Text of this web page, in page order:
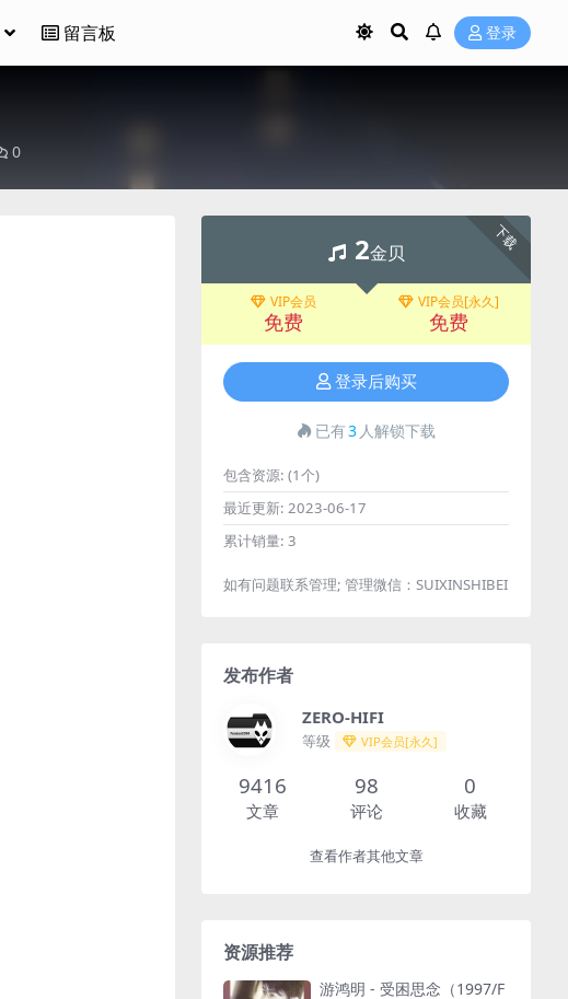
留言板 登录
0
下载
2金贝
VIP会员
免费
VIP会员[永久]
免费
登录后购买
已有3 人解锁下载
包含资源: (1个)
最近更新: 2023-06-17
累计销量: 3
如有问题联系管理; 管理微信：SUIXINSHIBEI
发布作者
ZERO-HIFI
等级 VIP会员[永久]
9416
文章
98
评论
0
收藏
查看作者其他文章
资源推荐
游鸿明 - 受困思念（1997/F